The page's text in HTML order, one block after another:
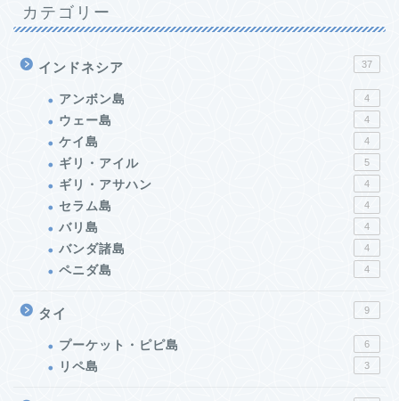
カテゴリー
インドネシア 37
アンボン島 4
ウェー島 4
ケイ島 4
ギリ・アイル 5
ギリ・アサハン 4
セラム島 4
バリ島 4
バンダ諸島 4
ペニダ島 4
タイ 9
プーケット・ピピ島 6
リペ島 3